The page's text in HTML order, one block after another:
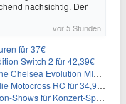
nachsichtig. Der
vor 5 Stunden
für 37€
Switch 2 für 42,39€
Evolution MID 54L für 29,99€
Motocross RC für 34,99€
für Konzert-Special filmen